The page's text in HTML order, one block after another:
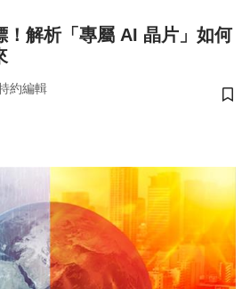
！解析「專屬 AI 晶片」如何
約編輯
儲